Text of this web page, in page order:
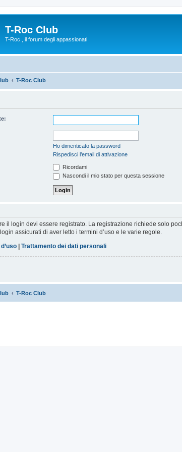
T-Roc Club
T-Roc , il forum degli appassionati
T-Roc Club
Ho dimenticato la password
Rispedisci l’email di attivazione
Ricordami
Nascondi il mio stato per questa sessione
il login devi essere registrato. La registrazione richiede solo
assicurati di aver letto i termini d’uso e le varie regole.
Trattamento dei dati personali
T-Roc Club